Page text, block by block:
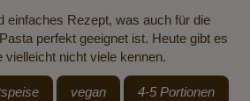
einfaches Rezept, was auch für die
perfekt geeignet ist. Heute gibt es
vielleicht nicht viele kennen.
vegan 4-5 Portionen